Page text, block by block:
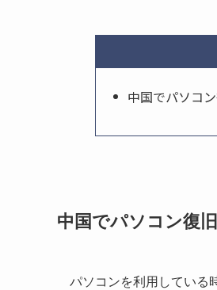
中国でパソコ
中国でパソコン復
パソコンを利用している